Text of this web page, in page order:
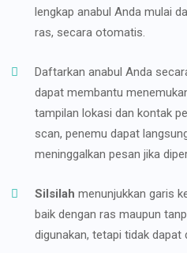
lengkap anabul Anda mulai
ras, secara otomatis.
Daftarkan anabul Anda
dapat membantu
tampilan lokasi dan kontak
scan, penemu dapat
meninggalkan pesan jika
Silsilah menunjukkan garis
baik dengan ras maupun
digunakan, tetapi tidak dapat